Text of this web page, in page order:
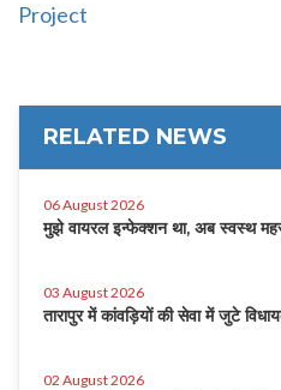
Project
RELATED NEWS
06 August 2026
मुझे वायरल इन्फेक्शन था, अब स्वस्थ
03 August 2026
तारापुर में कांवड़ियों की सेवा में जुटे
02 August 2026